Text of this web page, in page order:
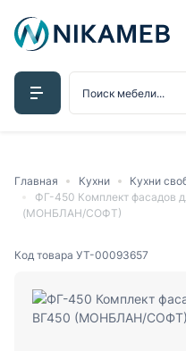
Главная Кухни
Кухни
ФГ-450 Комплект фасадов
(МОНБЛАН/СОФТ)
Код товара УТ-00093657